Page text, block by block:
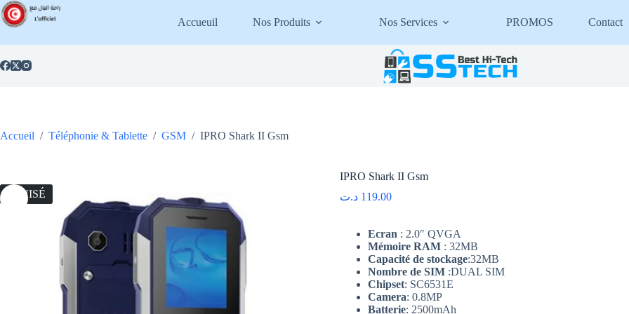
Passer
au
contenu
Accueuil Nos Produits Nos Services PROMOS Contact
Accueil / Téléphonie & Tablette / GSM / IPRO Shark II Gsm
ÉPUISÉ
IPRO Shark II Gsm
119.00 د.ت
Ecran : 2.0″ QVGA
Mémoire RAM : 32MB
Capacité de stockage:32MB
Nombre de SIM :DUAL SIM
Chipset: SC6531E
Camera: 0.8MP
Batterie: 2500mAh